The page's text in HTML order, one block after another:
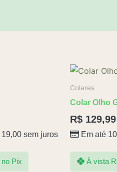
19,00 sem juros
no Pix
Colares
Colar Olho
R$ 129,99
Em até
À vista